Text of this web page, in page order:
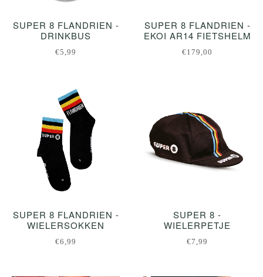
SUPER 8 FLANDRIEN -
DRINKBUS
€5,99
SUPER 8 FLANDRIEN -
EKOI AR14 FIETSHELM
€179,00
SUPER 8 FLANDRIEN -
WIELERSOKKEN
€6,99
SUPER 8 -
WIELERPETJE
€7,99